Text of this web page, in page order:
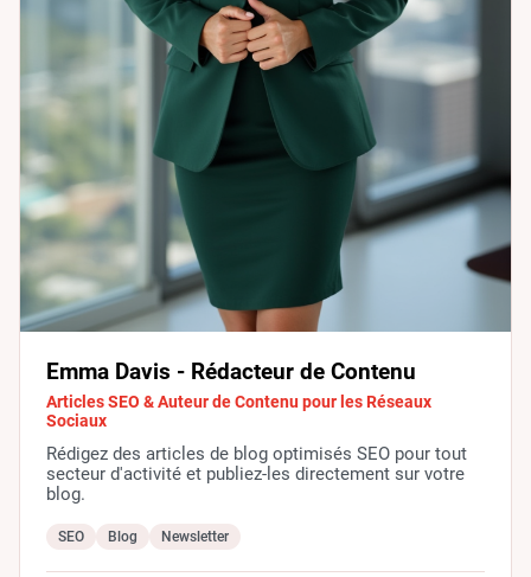
Emma Davis - Rédacteur de Contenu
Articles SEO & Auteur de Contenu pour les Réseaux
Sociaux
Rédigez des articles de blog optimisés SEO pour tout
secteur d'activité et publiez-les directement sur votre
blog.
SEO Blog Newsletter